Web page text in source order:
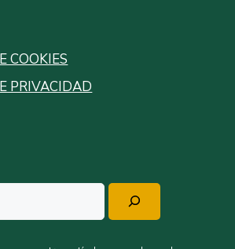
COOKIES
PRIVACIDAD